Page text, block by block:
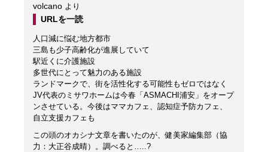
volcano より
URLを一読
人口減に悩む地方都市
三島も少子高齢化が進展していて
駅近くに介護施設
多世代にとって魅力のある施設
ランドマークで、街を活性化する可能性もゼロではなく
JV代表のミサワホームは今春「ASMACHI浦安」をオープ
ンさせている。今後はママカフェ、認知症予防カフェ、
自立支援カフェも
この頭のオカシナ文章を書いたのが、健美家編集部（協
力：大正谷成晴）。調べると…..?